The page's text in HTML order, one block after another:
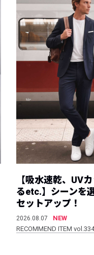
【吸水速乾、UV
るetc.】シーンを
セットアップ！
2026.08.07
NEW
RECOMMEND ITEM vol.334